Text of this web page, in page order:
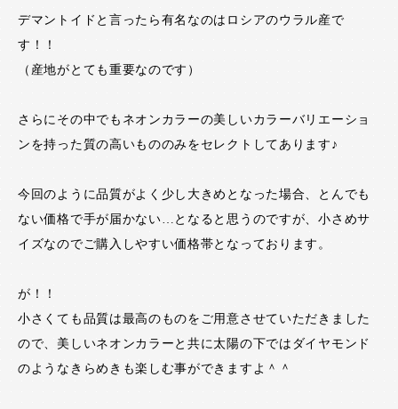
デマントイドと言ったら有名なのはロシアのウラル産で
す！！
（産地がとても重要なのです）
さらにその中でもネオンカラーの美しいカラーバリエーショ
ンを持った質の高いもののみをセレクトしてあります♪
今回のように品質がよく少し大きめとなった場合、とんでも
ない価格で手が届かない…となると思うのですが、小さめサ
イズなのでご購入しやすい価格帯となっております。
が！！
小さくても品質は最高のものをご用意させていただきました
ので、美しいネオンカラーと共に太陽の下ではダイヤモンド
のようなきらめきも楽しむ事ができますよ＾＾